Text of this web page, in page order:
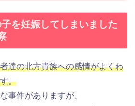
を妊娠してしまいました
達の北方貴族への感情がよくわ
。
事件がありますが、